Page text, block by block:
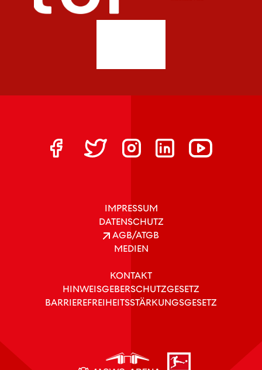
IMPRESSUM
DATENSCHUTZ
AGB/ATGB
MEDIEN
KONTAKT
HINWEISGEBERSCHUTZGESETZ
BARRIEREFREIHEITSSTÄRKUNGSGESETZ